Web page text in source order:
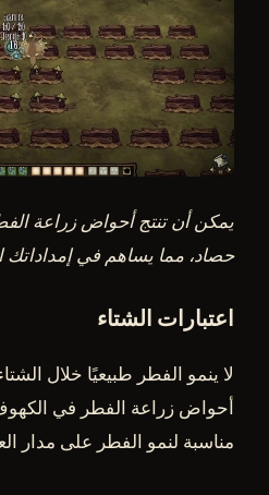
يمكن أن تنتج أحواض زراعة
حصاد، مما يساهم في إمداداتك
اعتبارات الشتاء
لا ينمو الفطر طبيعيًا خلال
أحواض زراعة الفطر في
مناسبة لنمو الفطر على مدار